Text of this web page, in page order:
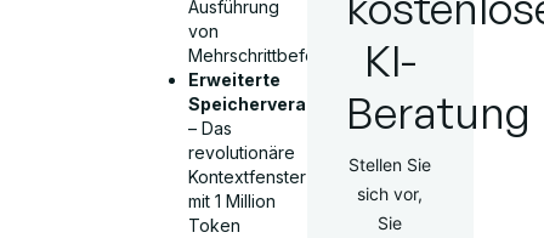
Ausführung
von
Mehrschrittbefehlen
Erweiterte
Speicherverarbeitung
– Das
revolutionäre
Kontextfenster
mit 1 Million
Token
KI-
Beratung
Stellen Sie
sich vor,
Sie